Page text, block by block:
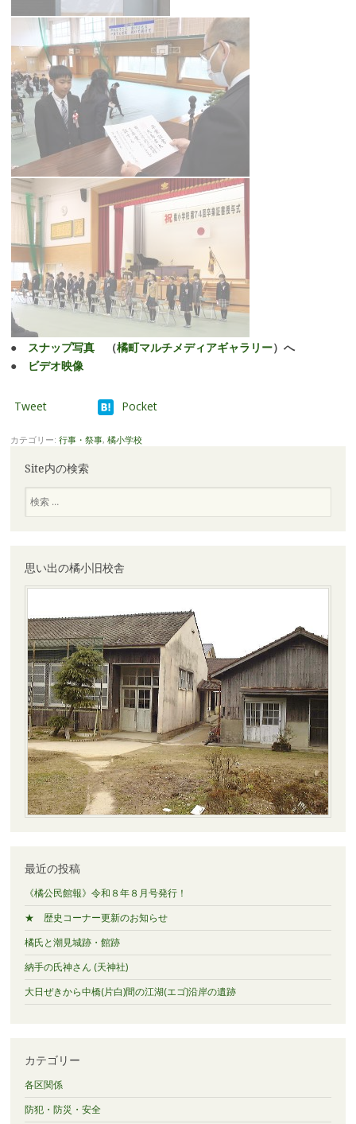
● スナップ写真 （橘町マルチメディアギャラリー）へ
●
ビデオ映像
Tweet Pocket
カテゴリー: 行事・祭事, 橘小学校
Site内の検索
索
思い出の橘小旧校舎
最近の投稿
《橘公民館報》令和８年８月号発行！
★ 歴史コーナー更新のお知らせ
橘氏と潮見城跡・館跡
納手の氏神さん (天神社)
大日ぜきから中橋(片白)間の江湖(エゴ)沿岸の遺跡
カテゴリー
各区関係
防犯・防災・安全